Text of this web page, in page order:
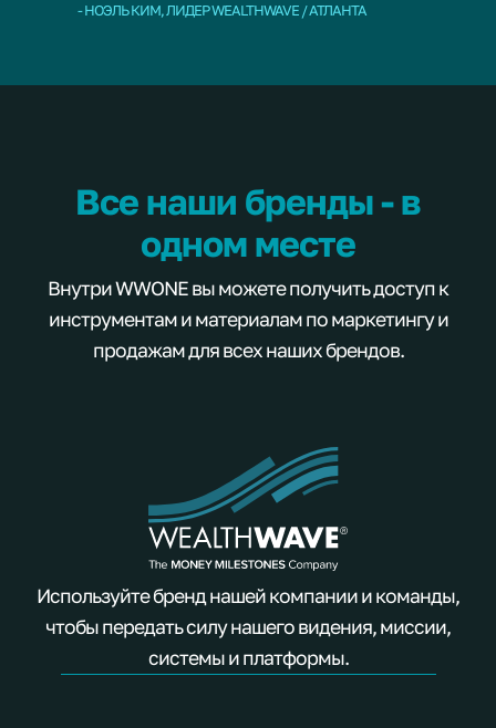
- НОЭЛЬ КИМ, ЛИДЕР WEALTHWAVE / АТЛАНТА
Все наши бренды - в
одном месте
Внутри WWONE вы можете получить доступ к
инструментам и материалам по маркетингу и
продажам для всех наших брендов.
Используйте бренд нашей компании и команды,
чтобы передать силу нашего видения, миссии,
системы и платформы.